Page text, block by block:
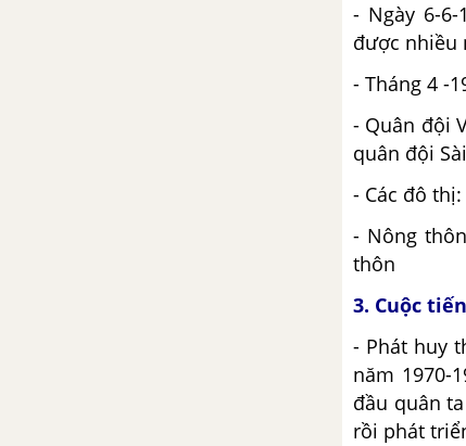
- Ngày 6-
được nhiều
- Tháng 4 -
- Quân đội
quân đội
- Các đô
- Nông
thôn
3. Cuộc
- Phát huy
năm 1970-
đầu quân
rồi phát